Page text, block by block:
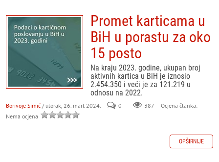
Promet karticama u
BiH u porastu za oko
15 posto
Na kraju 2023. godine, ukupan broj
aktivnih kartica u BiH je iznosio
2.454.350 i veći je za 121.219 u
odnosu na 2022.
Borivoje Simić / utorak, 26. mart 2024. 0 387
Ocjena članka:
Nema ocjena
OPŠIRNIJE